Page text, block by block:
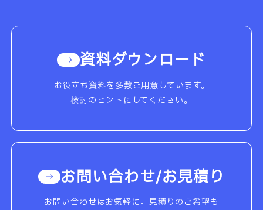
資料ダウンロード
お役立ち資料を多数ご用意しています。
検討のヒントにしてください。
お問い合わせ/お見積り
お問い合わせはお気軽に。見積りのご希望も